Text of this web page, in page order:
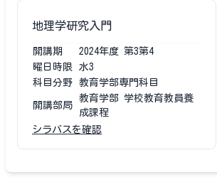
地理学研究入門
開講期 2024年度 第3第4
曜日時限
水3
科目分野
教育学部専門科目
開講部局
教育学部 学校教育教員養
成課程
シラバスを確認